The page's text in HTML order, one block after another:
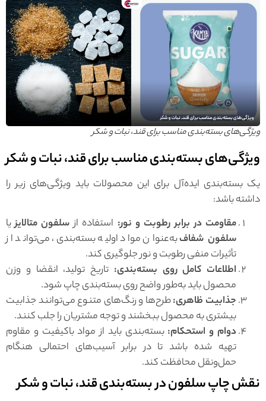
ویژگی‌های بسته‌بندی مناسب برای قند، نبات و شکر
ویژگی‌های بسته‌بندی مناسب برای قند، نبات و شکر
یک بسته‌بندی ایده‌آل برای این محصولات باید ویژگی‌های زیر را
داشته باشد:
مقاومت در برابر رطوبت و نور: استفاده ازسلفون متالایزیا
سلفون شفافبه‌عنوان مواد اولیه بسته‌بندی، می‌تواند از
تأثیرات منفی رطوبت و نور جلوگیری کند.
اطلاعات کامل روی بسته‌بندی: تاریخ تولید، انقضا و وزن
محصول باید به‌طور واضح روی بسته‌بندی چاپ شود.
جذابیت ظاهری:طرح‌ها و رنگ‌های متنوع می‌توانند جذابیت
بیشتری به محصول ببخشند و توجه مشتریان را جلب کنند.
دوام و استحکام: بسته‌بندی باید از مواد باکیفیت و مقاوم
تهیه شده باشد تا در برابر آسیب‌های احتمالی هنگام
حمل‌ونقل محافظت کند.
نقش چاپ سلفون در بسته‌بندی قند، نبات و شکر